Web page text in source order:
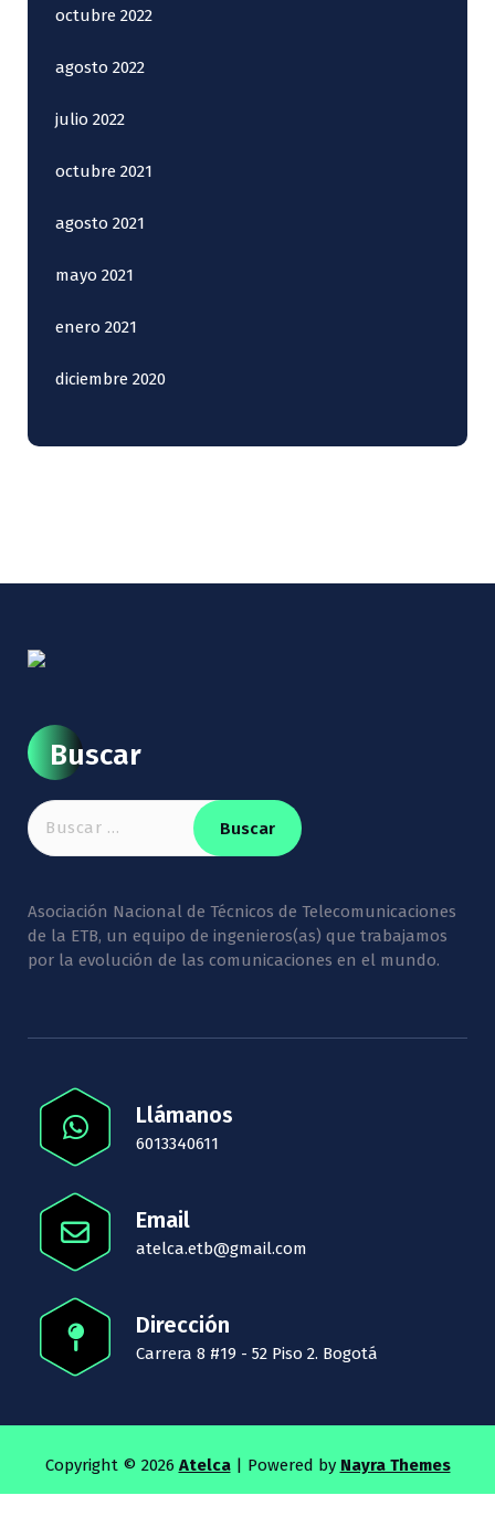
octubre 2022
agosto 2022
julio 2022
octubre 2021
agosto 2021
mayo 2021
enero 2021
diciembre 2020
Buscar
Buscar:
Asociación Nacional de Técnicos de Telecomunicaciones
de la ETB, un equipo de ingenieros(as) que trabajamos
por la evolución de las comunicaciones en el mundo.
Llámanos
6013340611
Email
atelca.etb@gmail.com
Dirección
Carrera 8 #19 - 52 Piso 2. Bogotá
Copyright © 2026 Atelca| Powered by Nayra Themes